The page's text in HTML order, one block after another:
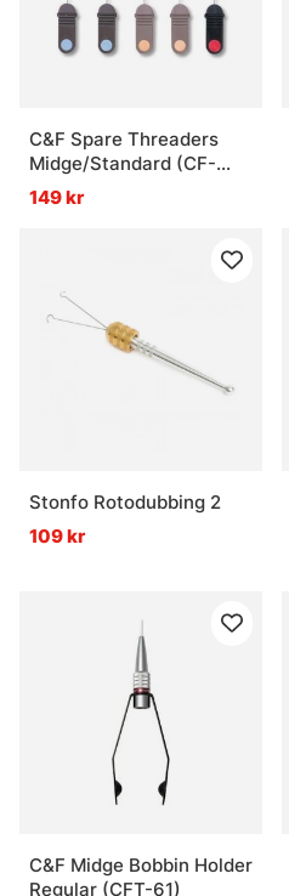
C&F Spare Threaders
Midge/Standard (CF-
602)
149 kr
Stonfo Rotodubbing 2
109 kr
C&F Midge Bobbin Holder
Regular (CFT-61)